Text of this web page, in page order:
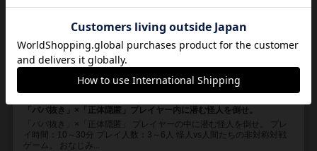
「ババ抜き」×「正体隠匿」プレイヤー内に潜む怪人を倒せ。
「ババ抜き」×「正体隠匿」 プレイヤーの中に潜む怪人を倒せ。 プレ
イ時間：10～30分 プレイ人数：3～6人 怪人vs人間たちの非対称対戦
ゲーム。 おなじみ...